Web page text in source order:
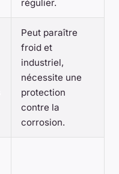
régulier.
Peut paraître
froid et
industriel,
nécessite une
protection
contre la
corrosion.